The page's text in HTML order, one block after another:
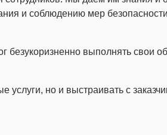
и соблюдению мер
безукоризненно выполнять свои
услуги, но и выстраивать с